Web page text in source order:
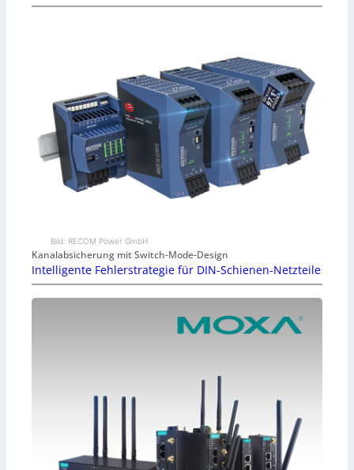
Bild: RECOM Power GmbH
Kanalabsicherung mit Switch-Mode-Design
Intelligente Fehlerstrategie für DIN-Schienen-Netzteile